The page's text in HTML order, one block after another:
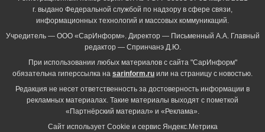
г. выдано Федеральной службой по надзору в сфере связи,
информационных технологий и массовых коммуникаций.
Учредитель — ООО «СарИнформ». Директор — Письменный А.А. Главный
редактор — Спринчанэ Д.Ю.
При использовании любых материалов с сайта "СарИнформ"
обязательна гиперссылка на sarinform.ru или на страницу с новостью.
Редакция не несет ответственность за достоверность информации в
рекламных материалах. Такие материалы выходят с пометкой
«Партнёрский материал» и «Реклама».
Сайт использует Cookie и сервиc Яндекс.Метрика